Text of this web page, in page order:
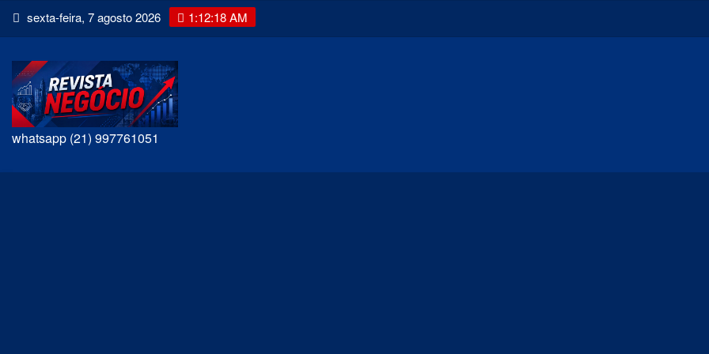
Skip sexta-feira, 7 agosto 2026 1:12:19 AM
whatsapp (21) 997761051